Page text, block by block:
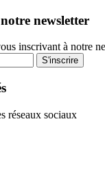
newsletter
inscrivant à notre
S'inscrire
réseaux sociaux